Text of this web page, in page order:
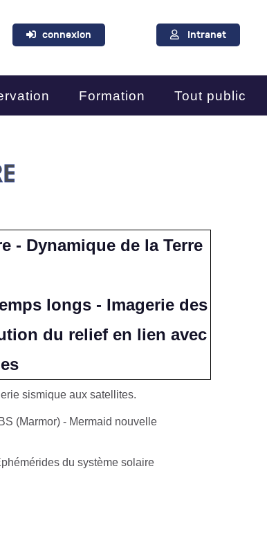
connexion Intranet
Formation Tout public
- Dynamique de la Terre
longs - Imagerie des
du relief en lien avec
sismique aux satellites.
(Marmor) - Mermaid nouvelle
du système solaire